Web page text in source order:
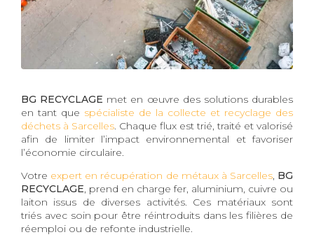
BG RECYCLAGE met en œuvre des solutions durables
en tant que spécialiste de la collecte et recyclage des
déchets à Sarcelles. Chaque flux est trié, traité et valorisé
afin de limiter l’impact environnemental et favoriser
l’économie circulaire.
Votre expert en récupération de métaux à Sarcelles, BG
RECYCLAGE, prend en charge fer, aluminium, cuivre ou
laiton issus de diverses activités. Ces matériaux sont
triés avec soin pour être réintroduits dans les filières de
réemploi ou de refonte industrielle.